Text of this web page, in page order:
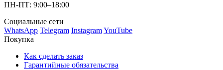
ПН-ПТ: 9:00–18:00
Социальные сети
WhatsApp Telegram InstagramYouTube
Покупка
Как сделать заказ
Гарантийные обязательства